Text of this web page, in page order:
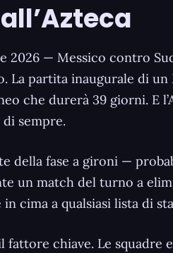
2026 — Messico contro
partita inaugurale di
che durerà 39 giorni. E
sempre.
della fase a gironi —
un match del turno a
cima a qualsiasi lista di
chiave. Le